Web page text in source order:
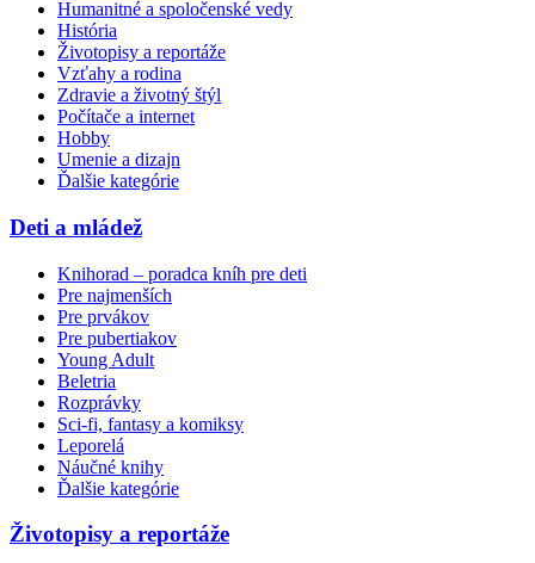
Humanitné a spoločenské vedy
História
Životopisy a reportáže
Vzťahy a rodina
Zdravie a životný štýl
Počítače a internet
Hobby
Umenie a dizajn
Ďalšie kategórie
Deti a mládež
Knihorad – poradca kníh pre deti
Pre najmenších
Pre prvákov
Pre pubertiakov
Young Adult
Beletria
Rozprávky
Sci-fi, fantasy a komiksy
Leporelá
Náučné knihy
Ďalšie kategórie
Životopisy a reportáže